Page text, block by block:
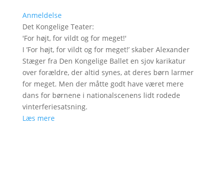
Anmeldelse
Det Kongelige Teater:
'For højt, for vildt og for meget!'
I ’For højt, for vildt og for meget!’ skaber Alexander
Stæger fra Den Kongelige Ballet en sjov karikatur
over forældre, der altid synes, at deres børn larmer
for meget. Men der måtte godt have været mere
dans for børnene i nationalscenens lidt rodede
vinterferiesatsning.
Læs mere